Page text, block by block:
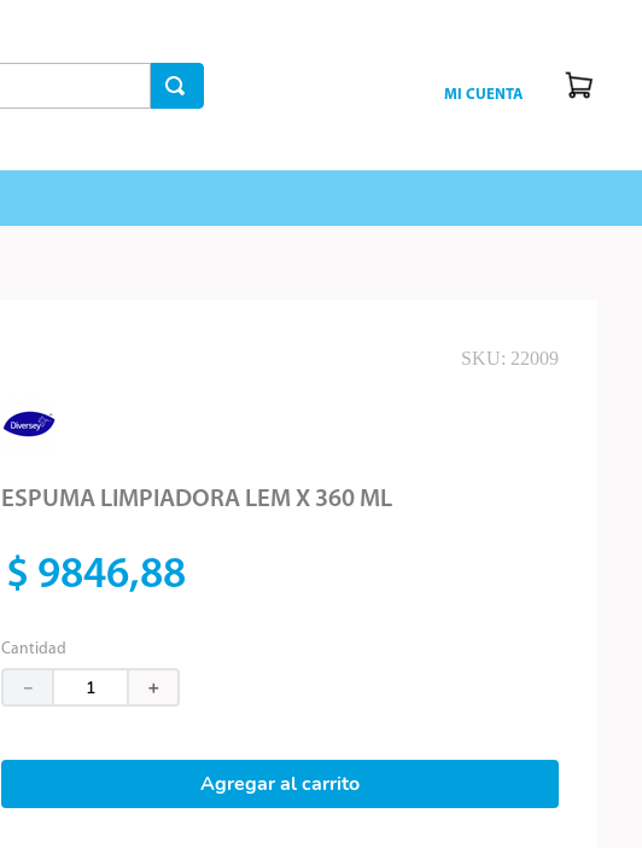
MI CUENTA
SKU: 22009
ESPUMA LIMPIADORA LEM X 360 ML
$ 9846,88
Cantidad
＋
－
Agregar al carrito